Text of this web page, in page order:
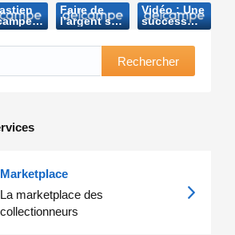
(Le
Faire de
l’argent sur
Internet
(Télémoustique-
Vidéo : Une
success
story
tubizienne
(TV Com-
2018)
Rechercher
Marketplace
La marketplace des
collectionneurs